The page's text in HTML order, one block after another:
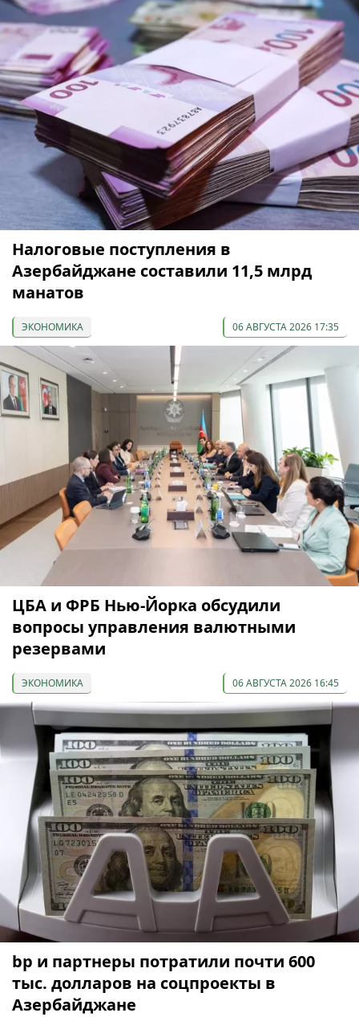
Налоговые поступления в
Азербайджане составили 11,5 млрд
манатов
ЭКОНОМИКА 06 АВГУСТА 2026 17:35
ЦБА и ФРБ Нью-Йорка обсудили
вопросы управления валютными
резервами
ЭКОНОМИКА 06 АВГУСТА 2026 16:45
bp и партнеры потратили почти 600
тыс. долларов на соцпроекты в
Азербайджане